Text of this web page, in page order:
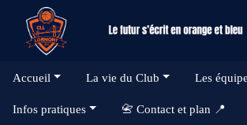
Accueil La vie du Club Les
Infos pratiques 📇 Contact et plan 📍
Panneau de gestion des cookies